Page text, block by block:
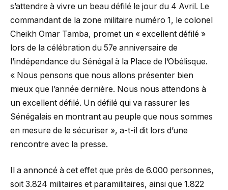
s’attendre à vivre un beau défilé le jour du 4 Avril. Le
commandant de la zone militaire numéro 1, le colonel
Cheikh Omar Tamba, promet un « excellent défilé »
lors de la célébration du 57e anniversaire de
l’indépendance du Sénégal à la Place de l’Obélisque.
« Nous pensons que nous allons présenter bien
mieux que l’année dernière. Nous nous attendons à
un excellent défilé. Un défilé qui va rassurer les
Sénégalais en montrant au peuple que nous sommes
en mesure de le sécuriser », a-t-il dit lors d’une
rencontre avec la presse.
Il a annoncé à cet effet que près de 6.000 personnes,
soit 3.824 militaires et paramilitaires, ainsi que 1.822